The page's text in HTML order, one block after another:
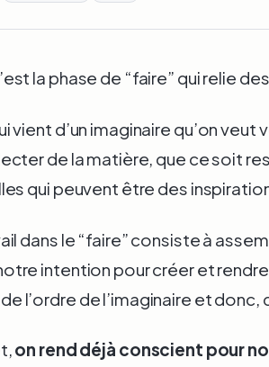
la phase de “faire” qui relie
vient d’un imaginaire qu’on veut
de la matière, que ce soit
qui peuvent être des
dans le “faire” consiste à
intention pour créer et
l’ordre de l’imaginaire et donc,
on rend déjà conscient pour